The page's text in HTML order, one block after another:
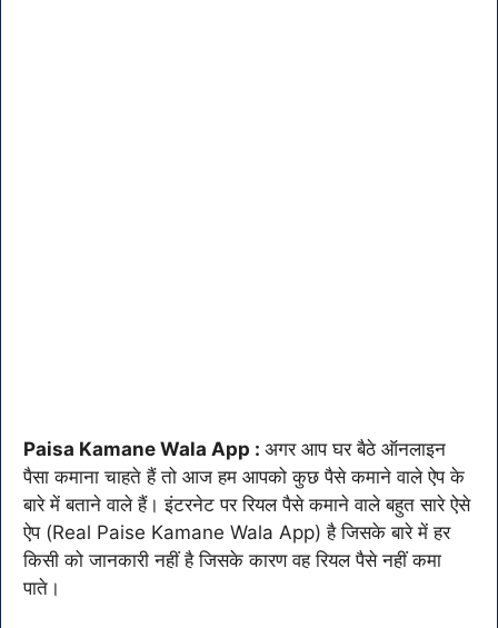
Paisa Kamane Wala App : अगर आप घर बैठे ऑनलाइन
पैसा कमाना चाहते हैं तो आज हम आपको कुछ पैसे कमाने वाले ऐप के
बारे में बताने वाले हैं। इंटरनेट पर रियल पैसे कमाने वाले बहुत सारे ऐसे
ऐप (Real Paise Kamane Wala App) है जिसके बारे में हर
किसी को जानकारी नहीं है जिसके कारण वह रियल पैसे नहीं कमा
पाते।